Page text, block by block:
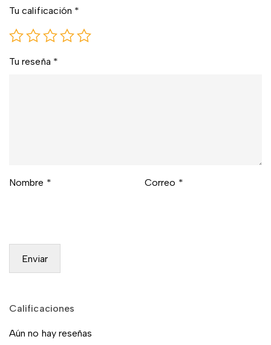
Tu calificación *
Tu reseña *
Nombre * Correo *
Calificaciones
Aún no hay reseñas